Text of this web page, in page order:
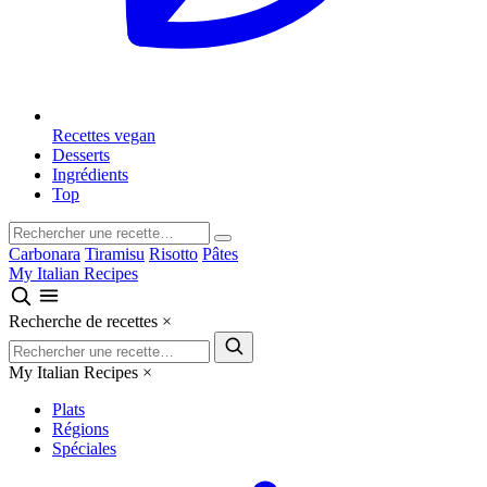
Recettes vegan
Desserts
Ingrédients
Top
Carbonara Tiramisu Risotto Pâtes
My Italian Recipes
Recherche de recettes ×
My Italian Recipes ×
Plats
Régions
Spéciales